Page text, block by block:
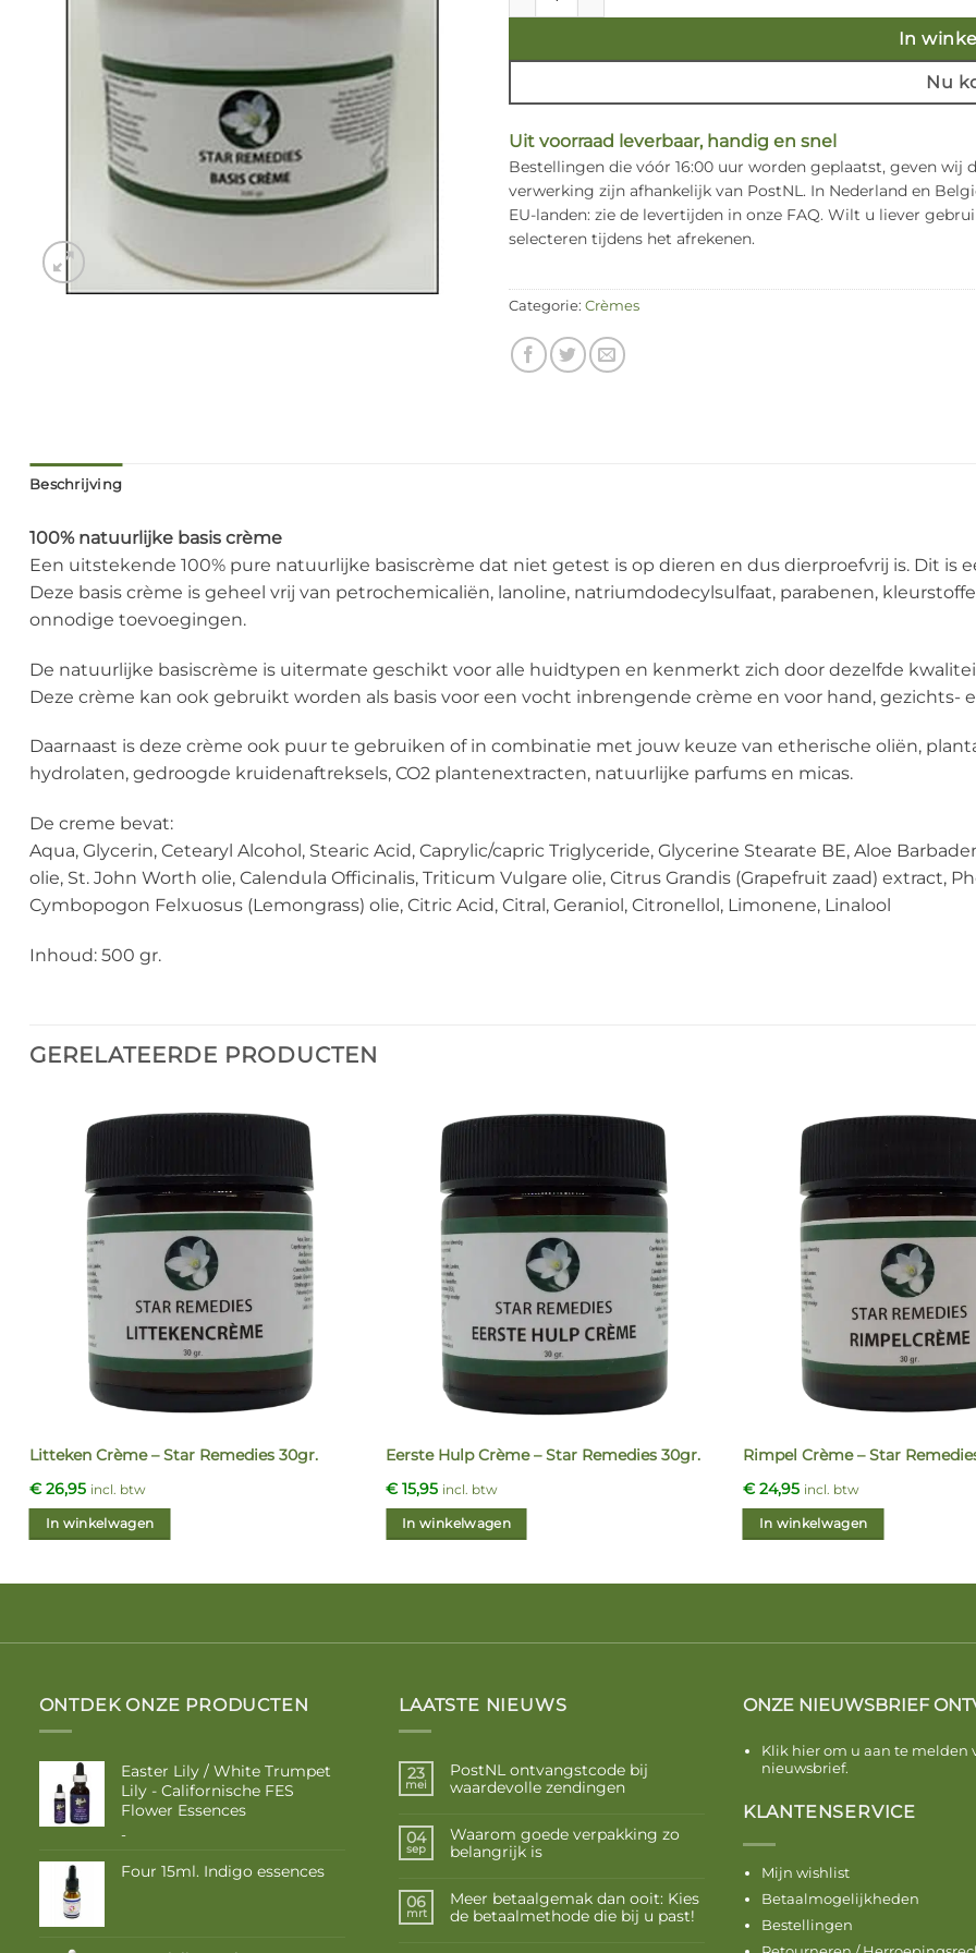
In
Nu
Uit voorraad leverbaar, handig en snel
Bestellingen die vóór 16:00 uur worden geplaatst, geven wij
verwerking zijn afhankelijk van PostNL. In Nederland en
EU-landen: zie de levertijden in onze FAQ. Wilt u liever
selecteren tijdens het afrekenen.
Categorie: Crèmes
Beschrijving
100% natuurlijke basis crème
Een uitstekende 100% pure natuurlijke basiscrème dat niet getest is op dieren en dus dierproefvrij is. Dit is
Deze basis crème is geheel vrij van petrochemicaliën, lanoline, natriumdodecylsulfaat, parabenen,
onnodige toevoegingen.
De natuurlijke basiscrème is uitermate geschikt voor alle huidtypen en kenmerkt zich door dezelfde
Deze crème kan ook gebruikt worden als basis voor een vocht inbrengende crème en voor hand, gezichts-
Daarnaast is deze crème ook puur te gebruiken of in combinatie met jouw keuze van etherische oliën,
hydrolaten, gedroogde kruidenaftreksels, CO2 plantenextracten, natuurlijke parfums en micas.
De creme bevat:
Aqua, Glycerin, Cetearyl Alcohol, Stearic Acid, Caprylic/capric Triglyceride, Glycerine Stearate BE, Aloe
olie, St. John Worth olie, Calendula Officinalis, Triticum Vulgare olie, Citrus Grandis (Grapefruit zaad) extract,
Cymbopogon Felxuosus (Lemongrass) olie, Citric Acid, Citral, Geraniol, Citronellol, Limonene, Linalool
Inhoud: 500 gr.
GERELATEERDE PRODUCTEN
Litteken Crème – Star Remedies 30gr.
€26,95 incl. btw
In winkelwagen
Eerste Hulp Crème – Star Remedies 30gr.
€15,95 incl. btw
In winkelwagen
Rimpel Crème – Star
€24,95 incl. btw
In winkelwagen
ONTDEK ONZE PRODUCTEN
Easter Lily / White Trumpet
Lily - Californische FES
Flower Essences
-Prijsklasse:
tot
Four 15ml. Indigo essences
LAATSTE NIEUWS
23
mei
PostNL ontvangstcode bij
waardevolle zendingen
04
sep
Waarom goede verpakking zo
belangrijk is
06
mrt
Meer betaalgemak dan ooit: Kies
de betaalmethode die bij u past!
ONZE NIEUWSBRIEF
Klik hier om u aan te melden
nieuwsbrief.
KLANTENSERVICE
Mijn wishlist
Betaalmogelijkheden
Bestellingen